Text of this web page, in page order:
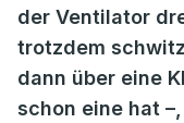
der Ventilator
trotzdem
dann über eine
schon eine hat